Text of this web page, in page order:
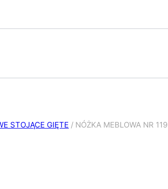
STOJĄCE GIĘTE / NÓŻKA MEBLOWA NR 119